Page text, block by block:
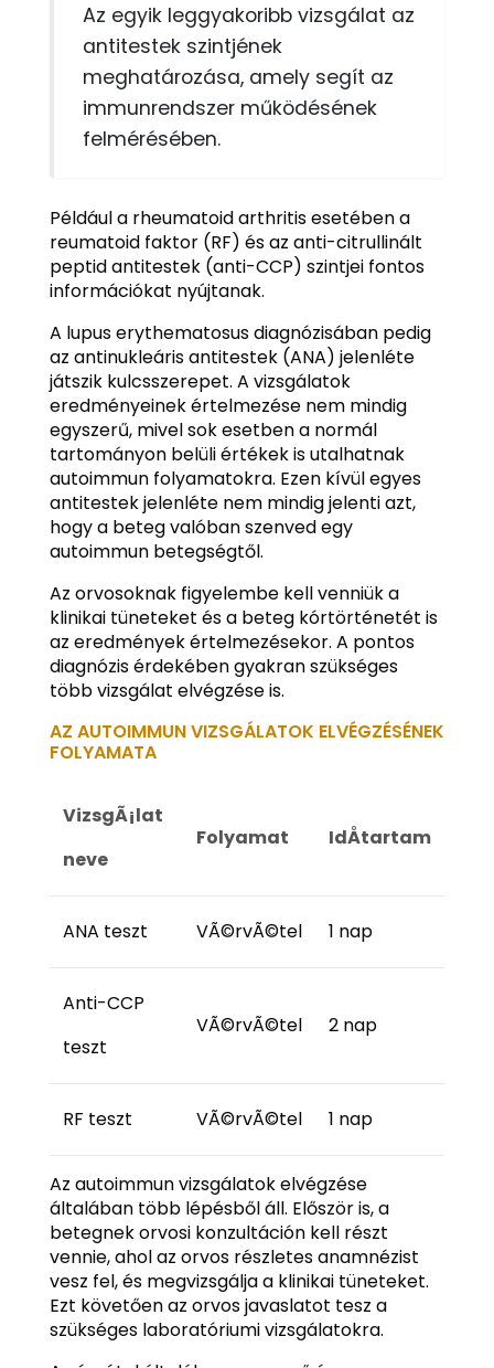
Az egyik leggyakoribb vizsgálat az
antitestek szintjének
meghatározása, amely segít az
immunrendszer működésének
felmérésében.
Például a rheumatoid arthritis esetében a
reumatoid faktor (RF) és az anti-citrullinált
peptid antitestek (anti-CCP) szintjei fontos
információkat nyújtanak.
A lupus erythematosus diagnózisában pedig
az antinukleáris antitestek (ANA) jelenléte
játszik kulcsszerepet. A vizsgálatok
eredményeinek értelmezése nem mindig
egyszerű, mivel sok esetben a normál
tartományon belüli értékek is utalhatnak
autoimmun folyamatokra. Ezen kívül egyes
antitestek jelenléte nem mindig jelenti azt,
hogy a beteg valóban szenved egy
autoimmun betegségtől.
Az orvosoknak figyelembe kell venniük a
klinikai tüneteket és a beteg kórtörténetét is
az eredmények értelmezésekor. A pontos
diagnózis érdekében gyakran szükséges
több vizsgálat elvégzése is.
AZ AUTOIMMUN VIZSGÁLATOK ELVÉGZÉSÉNEK
FOLYAMATA
VizsgÃ¡lat
neve
Folyamat IdÅtartam
ANA teszt VÃ©rvÃ©tel 1 nap
Anti-CCP
teszt
VÃ©rvÃ©tel 2 nap
RF teszt VÃ©rvÃ©tel 1 nap
Az autoimmun vizsgálatok elvégzése
általában több lépésből áll. Először is, a
betegnek orvosi konzultáción kell részt
vennie, ahol az orvos részletes anamnézist
vesz fel, és megvizsgálja a klinikai tüneteket.
Ezt követően az orvos javaslatot tesz a
szükséges laboratóriumi vizsgálatokra.